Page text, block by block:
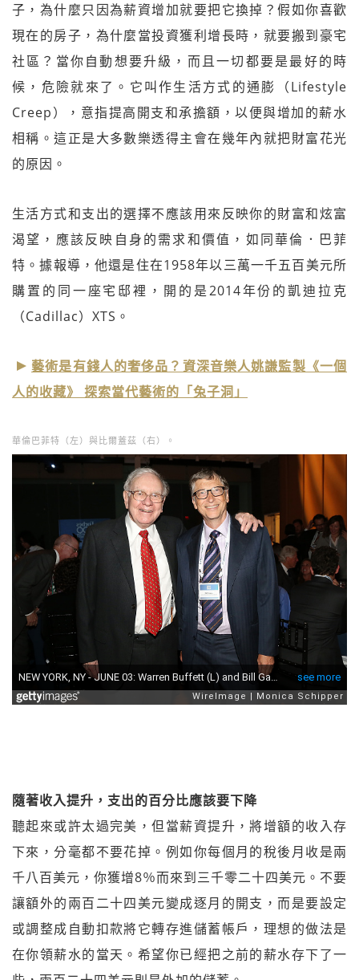
子，為什麼只因為薪資增加就要把它換掉？假如你喜歡
現在的房子，為什麼當投資獲利增長時，就要搬到豪宅
社區？當你自動想要升級，而且一切都要是最好的時
候，危險就來了。它叫作生活方式的通膨（Lifestyle
Creep），意指提高開支和承擔額，以便與增加的薪水
相稱。這正是大多數樂透得主會在幾年內就把財富花光
的原因。
生活方式和支出的選擇不應該用來反映你的財富和炫富
渴望，應該反映自身的需求和價值，如同華倫．巴菲
特。據報導，他還是住在1958年以三萬一千五百美元所
購置的同一座宅邸裡，開的是2014年份的凱迪拉克
（Cadillac）XTS。
藝術是有錢人的奢侈品？資深音樂人姚謙監製《一個
人的收藏》 探索當代藝術的「兔子洞」
華倫巴菲特（左）與比爾蓋茲（右）。
隨著收入提升，支出的百分比應該要下降
聽起來或許太過完美，但當薪資提升，將增額的收入存
下來，分毫都不要花掉。例如你每個月的稅後月收是兩
千八百美元，你獲增8％而來到三千零二十四美元。不要
讓額外的兩百二十四美元變成逐月的開支，而是要設定
或調整成自動扣款將它轉存進儲蓄帳戶，理想的做法是
在你領薪水的當天。希望你已經把之前的薪水存下了一